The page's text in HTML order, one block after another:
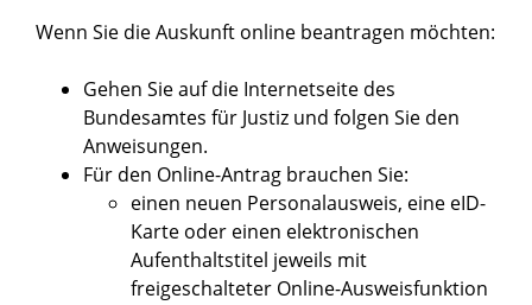
Wenn Sie die Auskunft online beantragen möchten:
Gehen Sie auf die Internetseite des
Bundesamtes für Justiz und folgen Sie den
Anweisungen.
Für den Online-Antrag brauchen Sie:
einen neuen Personalausweis, eine eID-
Karte oder einen elektronischen
Aufenthaltstitel jeweils mit
freigeschalteter Online-Ausweisfunktion